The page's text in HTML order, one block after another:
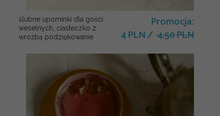
ślubne upominki dla gości
weselnych, ciasteczko z
wrożbą podziękowanie
Promocja:
4 PLN / 4.50 PLN